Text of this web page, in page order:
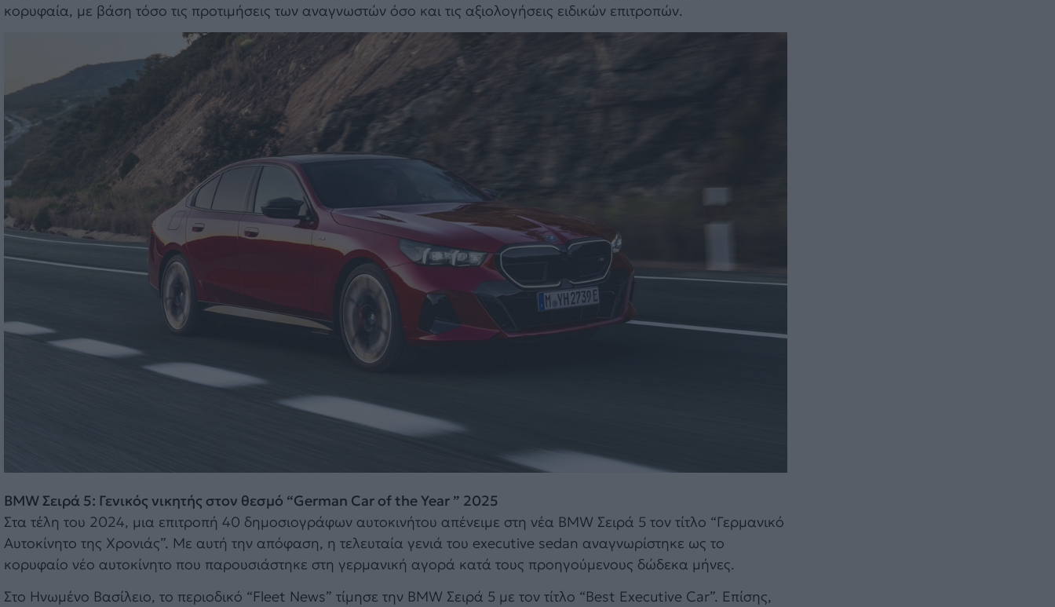
κορυφαία, με βάση τόσο τις προτιμήσεις των αναγνωστών όσο και τις αξιολογήσεις ειδικών επιτροπών.
BMW Σειρά 5: Γενικός νικητής στον θεσμό “German Car of the Year ” 2025
Στα τέλη του 2024, μια επιτροπή 40 δημοσιογράφων αυτοκινήτου απένειμε στη νέα BMW Σειρά 5 τον τίτλο “Γερμανικό
Αυτοκίνητο της Χρονιάς”. Με αυτή την απόφαση, η τελευταία γενιά του executive sedan αναγνωρίστηκε ως το
κορυφαίο νέο αυτοκίνητο που παρουσιάστηκε στη γερμανική αγορά κατά τους προηγούμενους δώδεκα μήνες.
Στο Ηνωμένο Βασίλειο, το περιοδικό “Fleet News” τίμησε την BMW Σειρά 5 με τον τίτλο “Best Executive Car”. Επίσης,